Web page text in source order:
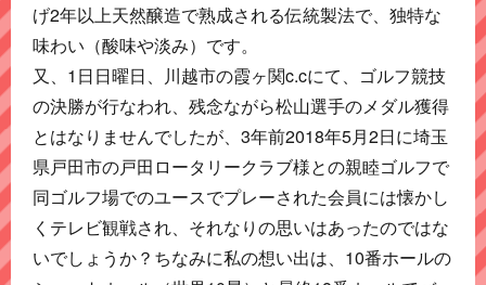
げ2年以上天然醸造で熟成される伝統製法で、独特な
味わい（酸味や淡み）です。
又、1日日曜日、川越市の霞ヶ関c.cにて、ゴルフ競技
の決勝が行なわれ、残念ながら松山選手のメダル獲得
とはなりませんでしたが、3年前2018年5月2日に埼玉
県戸田市の戸田ロータリークラブ様との親睦ゴルフで
同ゴルフ場でのユースでプレーされた会員には懐かし
くテレビ観戦され、それなりの思いはあったのではな
いでしょうか？ちなみに私の想い出は、10番ホールの